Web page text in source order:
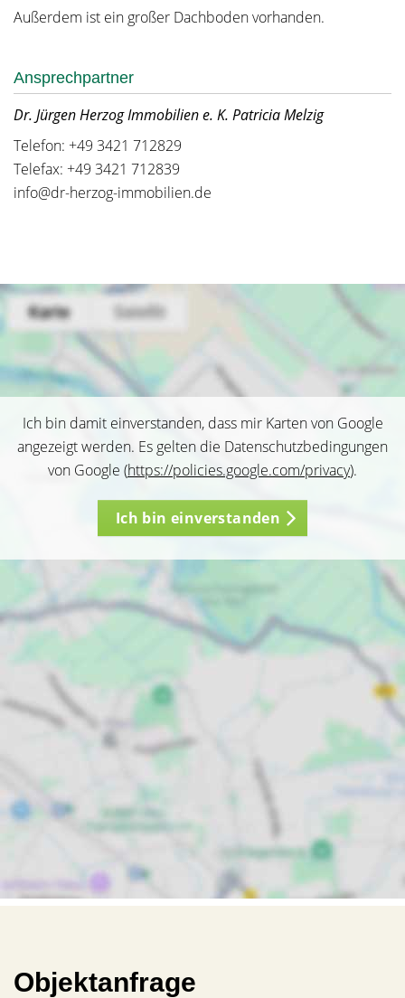
Außerdem ist ein großer Dachboden vorhanden.
Ansprechpartner
Dr. Jürgen Herzog Immobilien e. K. Patricia Melzig
Telefon: +49 3421 712829
Telefax: +49 3421 712839
info@dr-herzog-immobilien.de
Ich bin damit einverstanden, dass mir Karten von Google
angezeigt werden. Es gelten die Datenschutzbedingungen
von Google (https://policies.google.com/privacy).
Ich bin einverstanden
Objektanfrage